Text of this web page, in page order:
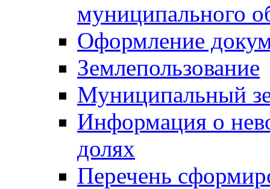
муниципального
Оформление
Землепользование
Муниципальный
Информация о
долях
Перечень